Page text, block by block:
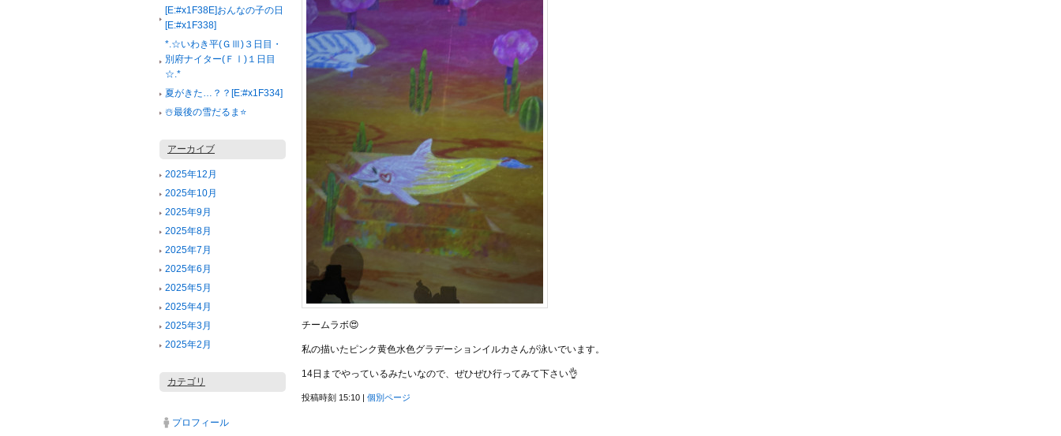
[E:#x1F38E]おんなの子の日
[E:#x1F338]
*.☆いわき平(ＧⅢ)３日目・
別府ナイター(ＦⅠ)１日目
☆.*
夏がきた…？？[E:#x1F334]
☃️最後の雪だるま⭐️
アーカイブ
2025年12月
2025年10月
2025年9月
2025年8月
2025年7月
2025年6月
2025年5月
2025年4月
2025年3月
2025年2月
カテゴリ
プロフィール
チームラボ😍
私の描いたピンク黄色水色グラデーションイルカさんが泳いでいます。
14日までやっているみたいなので、ぜひぜひ行ってみて下さい👌
投稿時刻 15:10 | 個別ページ